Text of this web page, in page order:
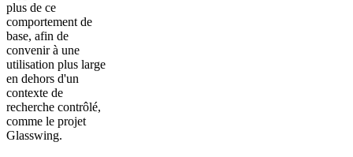
plus de ce
comportement de
base, afin de
convenir à une
utilisation plus large
en dehors d'un
contexte de
recherche contrôlé,
comme le projet
Glasswing.